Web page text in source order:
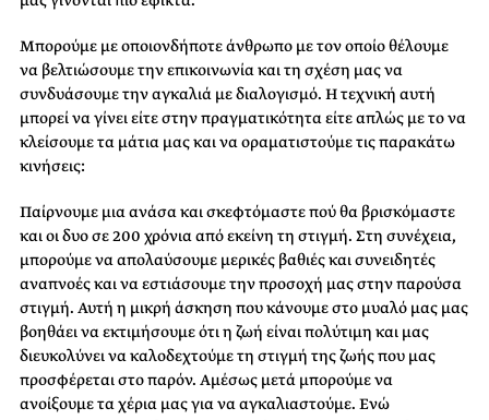
Μπορούμε με οποιονδήποτε άνθρωπο με τον οποίο θέλουμε
να βελτιώσουμε την επικοινωνία και τη σχέση μας να
συνδυάσουμε την αγκαλιά με διαλογισμό. Η τεχνική αυτή
μπορεί να γίνει είτε στην πραγματικότητα είτε απλώς με το να
κλείσουμε τα μάτια μας και να οραματιστούμε τις παρακάτω
κινήσεις:
Παίρνουμε μια ανάσα και σκεφτόμαστε πού θα βρισκόμαστε
και οι δυο σε 200 χρόνια από εκείνη τη στιγμή. Στη συνέχεια,
μπορούμε να απολαύσουμε μερικές βαθιές και συνειδητές
αναπνοές και να εστιάσουμε την προσοχή μας στην παρούσα
στιγμή. Αυτή η μικρή άσκηση που κάνουμε στο μυαλό μας μας
βοηθάει να εκτιμήσουμε ότι η ζωή είναι πολύτιμη και μας
διευκολύνει να καλοδεχτούμε τη στιγμή της ζωής που μας
προσφέρεται στο παρόν. Αμέσως μετά μπορούμε να
ανοίξουμε τα χέρια μας για να αγκαλιαστούμε. Ενώ